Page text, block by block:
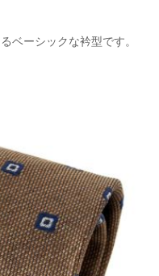
ベーシックな衿型です。